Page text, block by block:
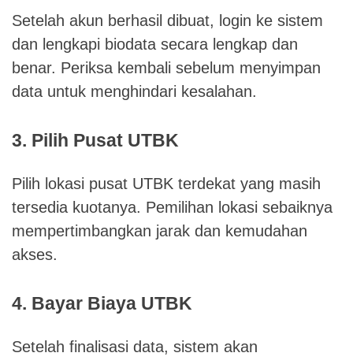
Setelah akun berhasil dibuat, login ke sistem
dan lengkapi biodata secara lengkap dan
benar. Periksa kembali sebelum menyimpan
data untuk menghindari kesalahan.
3. Pilih Pusat UTBK
Pilih lokasi pusat UTBK terdekat yang masih
tersedia kuotanya. Pemilihan lokasi sebaiknya
mempertimbangkan jarak dan kemudahan
akses.
4. Bayar Biaya UTBK
Setelah finalisasi data, sistem akan